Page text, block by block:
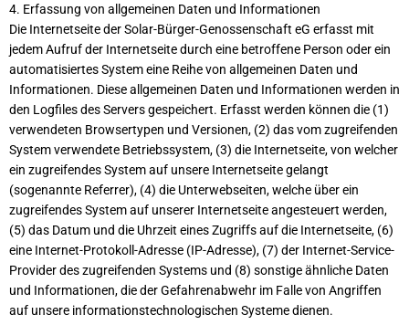
4. Erfassung von allgemeinen Daten und Informationen
Die Internetseite der Solar-Bürger-Genossenschaft eG erfasst mit
jedem Aufruf der Internetseite durch eine betroffene Person oder ein
automatisiertes System eine Reihe von allgemeinen Daten und
Informationen. Diese allgemeinen Daten und Informationen werden in
den Logfiles des Servers gespeichert. Erfasst werden können die (1)
verwendeten Browsertypen und Versionen, (2) das vom zugreifenden
System verwendete Betriebssystem, (3) die Internetseite, von welcher
ein zugreifendes System auf unsere Internetseite gelangt
(sogenannte Referrer), (4) die Unterwebseiten, welche über ein
zugreifendes System auf unserer Internetseite angesteuert werden,
(5) das Datum und die Uhrzeit eines Zugriffs auf die Internetseite, (6)
eine Internet-Protokoll-Adresse (IP-Adresse), (7) der Internet-Service-
Provider des zugreifenden Systems und (8) sonstige ähnliche Daten
und Informationen, die der Gefahrenabwehr im Falle von Angriffen
auf unsere informationstechnologischen Systeme dienen.